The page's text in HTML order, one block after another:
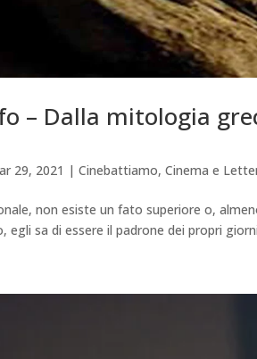
– Dalla mitologia
29, 2021 |Cinebattiamo,Cinema e
non esiste un fato superiore o,
egli sa di essere il padrone dei propri